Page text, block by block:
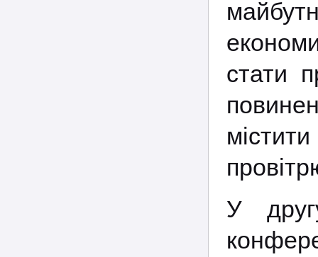
стати
У